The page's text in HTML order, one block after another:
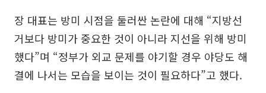
장 대표는 방미 시점을 둘러싼 논란에 대해 “지방선
거보다 방미가 중요한 것이 아니라 지선을 위해 방미
했다”며 “정부가 외교 문제를 야기할 경우 야당도 해
결에 나서는 모습을 보이는 것이 필요하다”고 했다.